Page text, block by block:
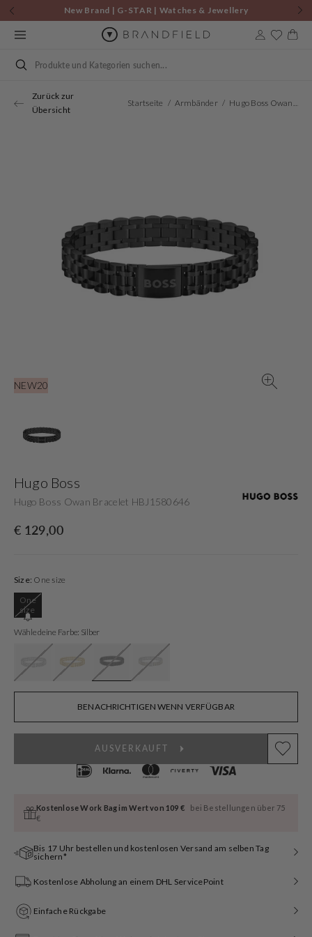
Zum
Inhalt
springen
New Brand | G-STAR | Watches & Jewellery
Suchen
Zurück zur
Übersicht
Startseite Armbänder Hugo Boss Owan Bracelet HBJ1580646
NEW20
Sie
Medien
Hugo Boss
Hugo Boss Owan Bracelet HBJ1580646
Normaler
€ 129,00
Size: One size
One
sizeVariante
ausverkauft
oder
nicht
verfügbar
Wähle deine Farbe: Silber
BENACHRICHTIGEN WENN VERFÜGBAR
AUSVERKAUFT
Kostenlose Work Bag im Wert von 109 €
bei Bestellungen über 75
€
Bis 17 Uhr bestellen und kostenlosen Versand am selben Tag
sichern*
Kostenlose Abholung an einem DHL ServicePoint
Einfache Rückgabe